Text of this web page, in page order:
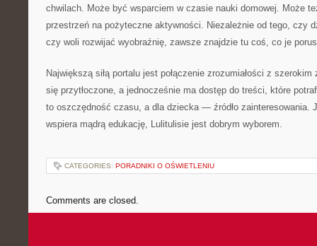
chwilach. Może być wsparciem w czasie nauki domowej. Może
przestrzeń na pożyteczne aktywności. Niezależnie od tego, czy
czy woli rozwijać wyobraźnię, zawsze znajdzie tu coś, co je
Największą siłą portalu jest połączenie zrozumiałości z
się przytłoczone, a jednocześnie ma dostęp do treści, które
to oszczędność czasu, a dla dziecka — źródło zainteresowania.
wspiera mądrą edukację, Lulitulisie jest dobrym wyborem.
CATEGORIES: PORADNIKI O OŚWIETLENIU
Comments are closed.